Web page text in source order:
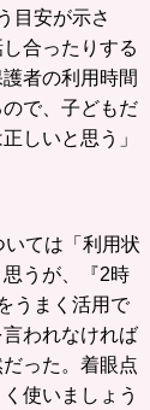
目安が示さ
合ったりする
者の利用時間
で、子どもだ
しいと思う」
ては「利用状
うが、『2時
うまく活用で
われなければ
った。着眼点
使いましょう